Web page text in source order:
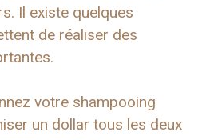
Il existe quelques
de réaliser des
votre shampooing
un dollar tous les deux